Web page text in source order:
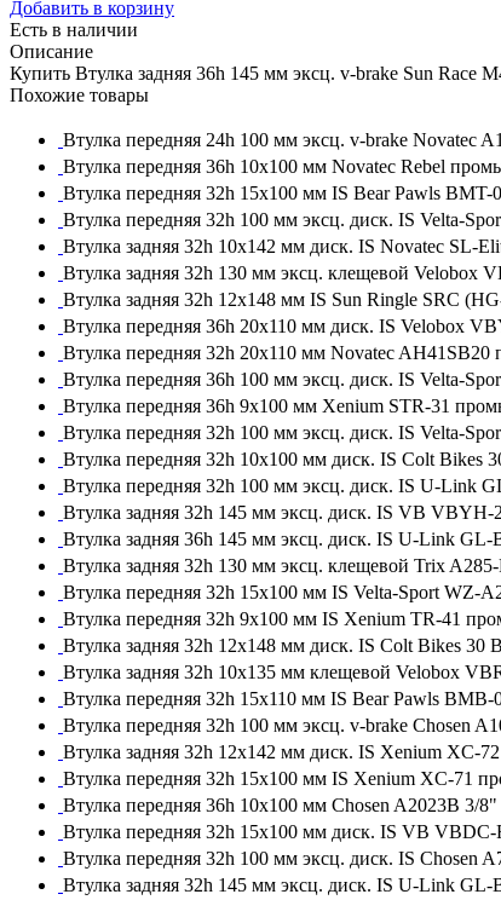
Добавить в корзину
Есть в наличии
Описание
Купить Втулка задняя 36h 145 мм эксц. v-brake Sun Race
Похожие товары
Втулка передняя 24h 100 мм эксц. v-brake Novatec
Втулка передняя 36h 10x100 мм Novatec Rebel
Втулка передняя 32h 15x100 мм IS Bear Pawls
Втулка передняя 32h 100 мм эксц. диск. IS Velta-
Втулка задняя 32h 10x142 мм диск. IS Novatec SL-
Втулка задняя 32h 130 мм эксц. клещевой Velobox
Втулка задняя 32h 12x148 мм IS Sun Ringle SRC
Втулка передняя 36h 20x110 мм диск. IS Velobox
Втулка передняя 32h 20x110 мм Novatec
Втулка передняя 36h 100 мм эксц. диск. IS Velta-
Втулка передняя 36h 9x100 мм Xenium STR-31
Втулка передняя 32h 100 мм эксц. диск. IS Velta-
Втулка передняя 32h 10x100 мм диск. IS Colt Bikes
Втулка передняя 32h 100 мм эксц. диск. IS U-Link
Втулка задняя 32h 145 мм эксц. диск. IS VB VBYH-
Втулка задняя 36h 145 мм эксц. диск. IS U-Link
Втулка задняя 32h 130 мм эксц. клещевой Trix
Втулка передняя 32h 15x100 мм IS Velta-Sport WZ-
Втулка передняя 32h 9x100 мм IS Xenium TR-41
Втулка задняя 32h 12x148 мм диск. IS Colt Bikes
Втулка задняя 32h 10x135 мм клещевой Velobox
Втулка передняя 32h 15x110 мм IS Bear Pawls
Втулка передняя 32h 100 мм эксц. v-brake Chosen
Втулка задняя 32h 12x142 мм диск. IS Xenium XC-
Втулка передняя 32h 15x100 мм IS Xenium XC-71
Втулка передняя 36h 10x100 мм Chosen A2023B
Втулка передняя 32h 15x100 мм диск. IS VB
Втулка передняя 32h 100 мм эксц. диск. IS
Втулка задняя 32h 145 мм эксц. диск. IS U-Link